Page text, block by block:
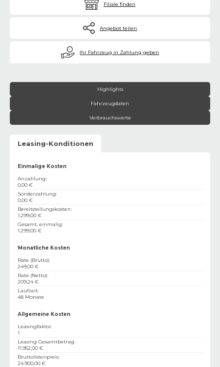
Filiale finden
Angebot teilen
€ Ihr Fahrzeug in Zahlung geben
Highlights
Fahrzeugdaten
Verbrauchswerte
Leasing-Konditionen
Einmalige Kosten
Anzahlung:
0,00 €
Sonderzahlung:
0,00 €
Bereitstellungskosten:
1.299,00 €
Gesamt, einmalig:
1.299,00 €
Monatliche Kosten
Rate (Brutto):
249,00 €
Rate (Netto):
209,24 €
Laufzeit:
48 Monate
Allgemeine Kosten
Leasingfaktor:
1
Leasing Gesamtbetrag:
11.952,00 €
Bruttolistenpreis:
24.900,00 €